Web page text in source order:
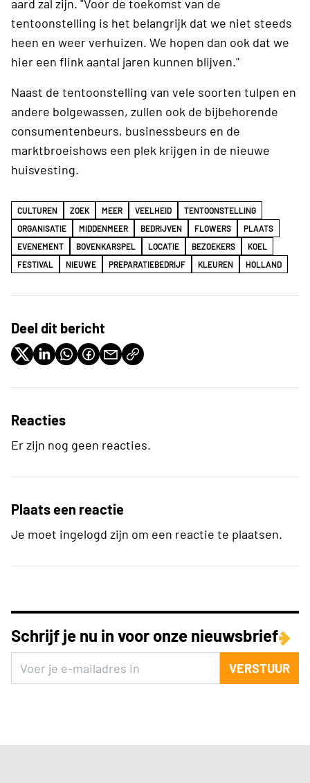
aard zal zijn. "Voor de toekomst van de
tentoonstelling is het belangrijk dat we niet steeds
heen en weer verhuizen. We hopen dan ook dat we
hier een flink aantal jaren kunnen blijven."
Naast de tentoonstelling van vele soorten tulpen en
andere bolgewassen, zullen ook de bijbehorende
consumentenbeurs, businessbeurs en de
marktbroeishows een plek krijgen in de nieuwe
huisvesting.
CULTUREN ZOEK MEER VEELHEID
TENTOONSTELLING
ORGANISATIE
MIDDENMEER BEDRIJVEN FLOWERS
PLAATS
EVENEMENT
BOVENKARSPEL LOCATIE BEZOEKERS
KOEL
FESTIVAL
NIEUWE PREPARATIEBEDRIJF KLEUREN HOLLAND
Deel dit bericht
Reacties
Er zijn nog geen reacties.
Plaats een reactie
Je moet ingelogd zijn om een reactie te plaatsen.
Schrijf je nu in voor onze nieuwsbrief
VERSTUUR